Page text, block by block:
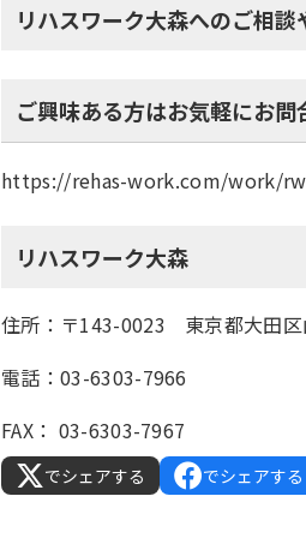
リハスワーク大森へのご相
ご興味ある方はお気軽にお問
https://rehas-work.com/work/
リハスワーク大森
住所：〒143-0023 東京都大田区
電話：03-6303-7966
FAX： 03-6303-7967
でシェアする でシェアする